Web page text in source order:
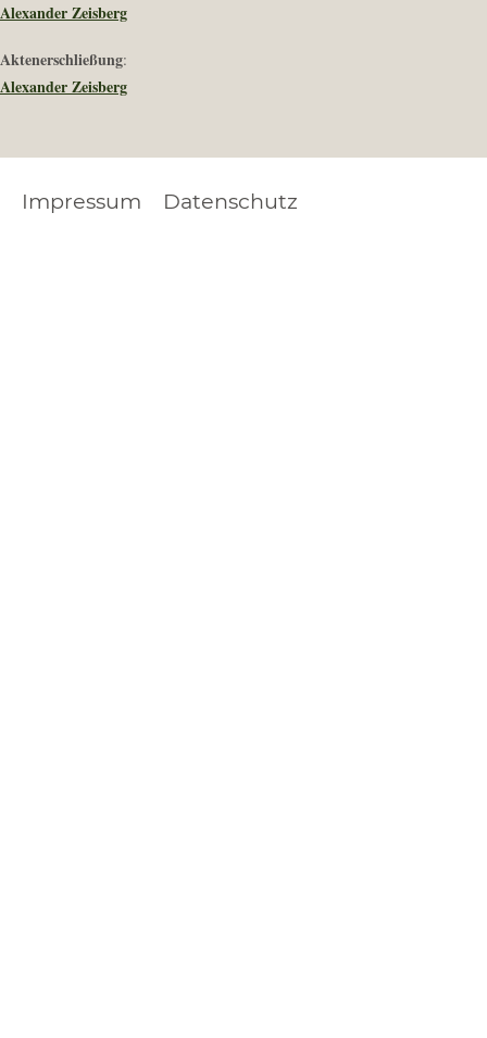
Alexander Zeisberg
Aktenerschließung:
Alexander Zeisberg
FOOTER
Impressum Datenschutz